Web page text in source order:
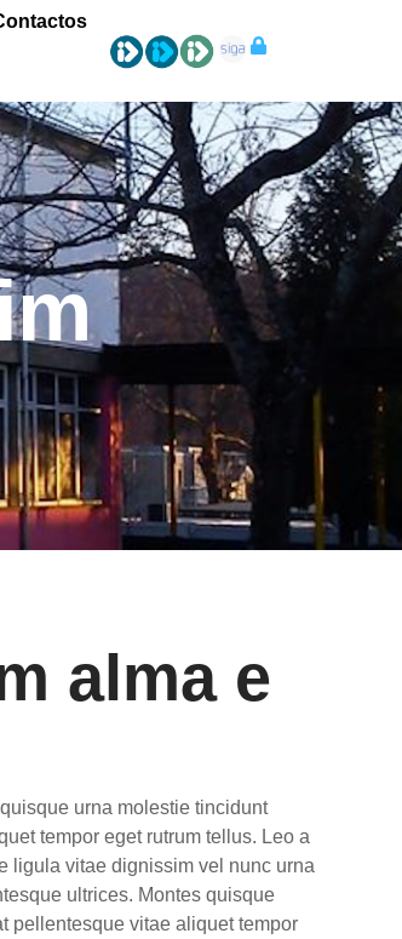
alma e
urna molestie tincidunt
tempor eget rutrum tellus. Leo a
ligula vitae dignissim vel nunc urna
ultrices. Montes quisque
pellentesque vitae aliquet tempor